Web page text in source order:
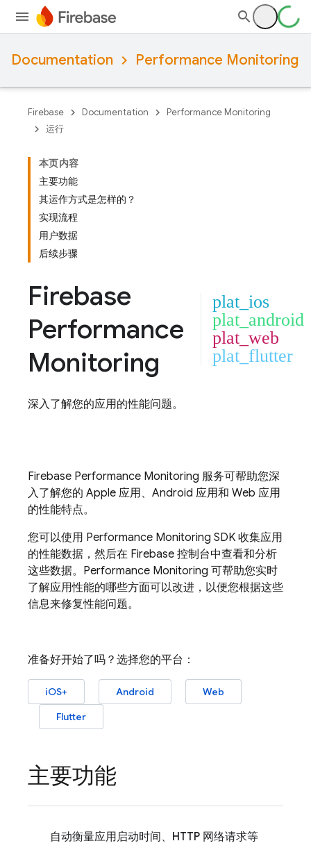
Documentation Performance Monitoring
Firebase Documentation
Performance Monitoring
运行
本页内容
主要功能
其运作方式是怎样的？
实现流程
用户数据
后续步骤
Firebase
Performance
Monitoring
plat_ios
plat_android
plat_web
plat_flutter
深入了解您的应用的性能问题。
Firebase Performance Monitoring 服务可帮助您深
入了解您的 Apple 应用、Android 应用和 Web 应用
的性能特点。
您可以使用 Performance Monitoring SDK 收集应用
的性能数据，然后在 Firebase 控制台中查看和分析
这些数据。 Performance Monitoring 可帮助您实时
了解应用性能的哪些方面可以改进，以便您根据这些
信息来修复性能问题。
准备好开始了吗？选择您的平台：
iOS+ Android
Web
Flutter
主要功能
自动衡量应用启动时间、HTTP 网络请求等